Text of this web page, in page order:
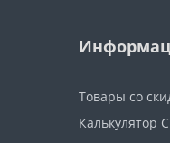
Товары со
Калькулятор